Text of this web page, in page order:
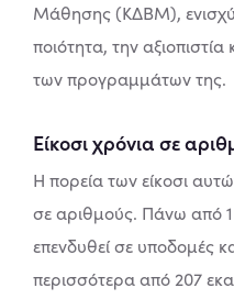
Μάθησης (ΚΔΒΜ),
ποιότητα, την αξιοπιστία
των προγραμμάτων της.
Είκοσι χρόνια σε
Η πορεία των είκοσι
σε αριθμούς. Πάνω από
επενδυθεί σε υποδομές
περισσότερα από 207